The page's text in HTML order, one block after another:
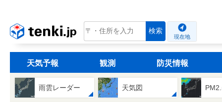
tenki.jp 検索
現在地
天気予報 観測 防災情報
雨雲レーダー 天気図